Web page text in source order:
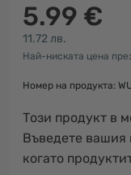
5.99 €
11.72 лв.
Най-ниската цена
Номер на продукта:
Този продукт в
Въведете
когато